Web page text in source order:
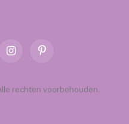
InstagramPinterest
rechten voorbehouden.